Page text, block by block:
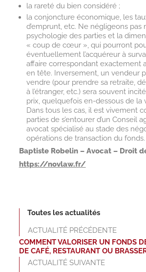
la rareté du bien considéré ;
la conjoncture économique, les
d’emprunt, etc. Ne négligeons pas
psychologie des parties et la
« coup de cœur », qui pourront
éventuellement l’acquéreur à
affaire correspondant exactement
en tête. Inversement, un vendeur
vendre (pour prendre sa retraite,
à l’étranger, etc.) sera souvent
prix, quelquefois en-dessous de la
Dans tous les cas, il est vivement
parties de s’entourer d’un Conseil
avocat spécialisé au stade des
opérations de transaction du fonds.
Baptiste Robelin – Avocat – Droit
https://novlaw.fr/
Toutes les actualités
ACTUALITÉ PRÉCÉDENTE
COMMENT VALORISER UN FONDS
DE CAFÉ, RESTAURANT OU
ACTUALITÉ SUIVANTE